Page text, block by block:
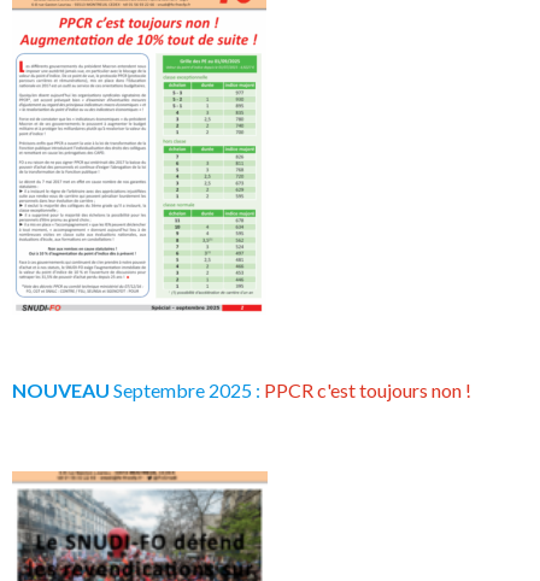
NOUVEAU Septembre 2025 : PPCR c'est toujours non !